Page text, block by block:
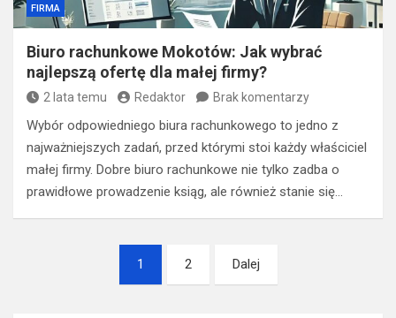
FIRMA
Biuro rachunkowe Mokotów: Jak wybrać
najlepszą ofertę dla małej firmy?
2 lata temu Redaktor Brak komentarzy
Wybór odpowiedniego biura rachunkowego to jedno z
najważniejszych zadań, przed którymi stoi każdy właściciel
małej firmy. Dobre biuro rachunkowe nie tylko zadba o
prawidłowe prowadzenie ksiąg, ale również stanie się…
1 2 Dalej